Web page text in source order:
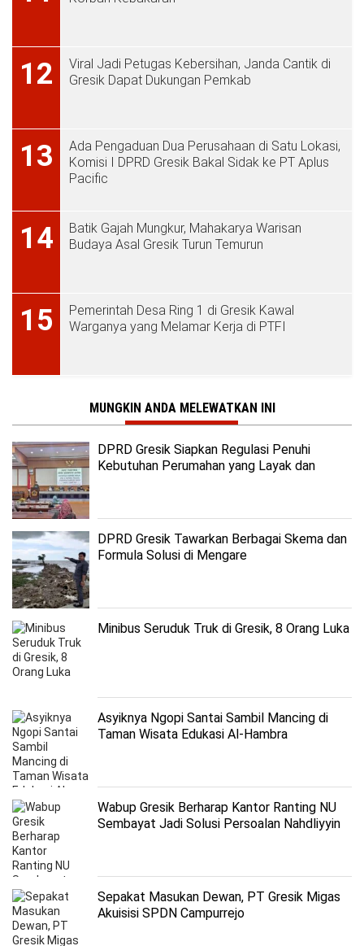
12
Viral Jadi Petugas Kebersihan, Janda Cantik di
Gresik Dapat Dukungan Pemkab
13
Ada Pengaduan Dua Perusahaan di Satu Lokasi,
Komisi I DPRD Gresik Bakal Sidak ke PT Aplus
Pacific
14
Batik Gajah Mungkur, Mahakarya Warisan
Budaya Asal Gresik Turun Temurun
15
Pemerintah Desa Ring 1 di Gresik Kawal
Warganya yang Melamar Kerja di PTFI
MUNGKIN ANDA MELEWATKAN INI
DPRD Gresik Siapkan Regulasi Penuhi
Kebutuhan Perumahan yang Layak dan
DPRD Gresik Tawarkan Berbagai Skema dan
Formula Solusi di Mengare
Minibus Seruduk Truk di Gresik, 8 Orang Luka
Asyiknya Ngopi Santai Sambil Mancing di
Taman Wisata Edukasi Al-Hambra
Wabup Gresik Berharap Kantor Ranting NU
Sembayat Jadi Solusi Persoalan Nahdliyyin
Sepakat Masukan Dewan, PT Gresik Migas
Akuisisi SPDN Campurrejo